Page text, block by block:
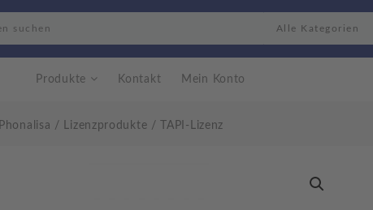
Produkte Kontakt Mein Konto
Phonalisa / Lizenzprodukte / TAPI-Lizenz